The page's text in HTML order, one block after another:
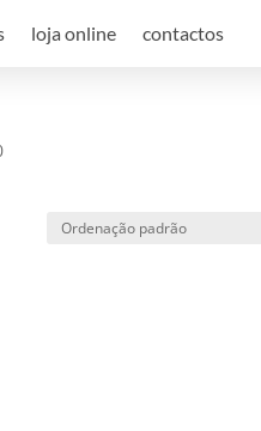
loja online contactos